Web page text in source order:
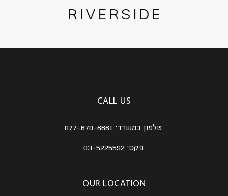
CALL US
טלפון במשרד: 077-670-6661
פקס:03-5225592
OUR LOCATION